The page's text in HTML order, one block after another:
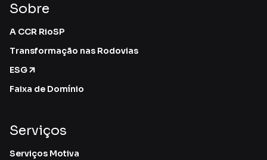
Sobre
A CCR RioSP
Transformação nas Rodovias
ESG
Faixa de Domínio
Serviços
Serviços Motiva